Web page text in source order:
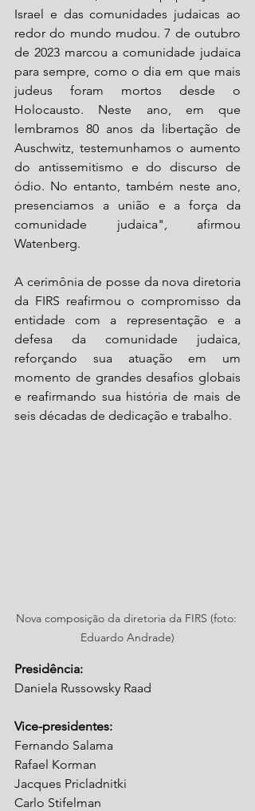
Israel e das comunidades judaicas ao
redor do mundo mudou. 7 de outubro
de 2023 marcou a comunidade judaica
para sempre, como o dia em que mais
judeus foram mortos desde o
Holocausto. Neste ano, em que
lembramos 80 anos da libertação de
Auschwitz, testemunhamos o aumento
do antissemitismo e do discurso de
ódio. No entanto, também neste ano,
presenciamos a união e a força da
comunidade judaica", afirmou
Watenberg.
A cerimônia de posse da nova diretoria
da FIRS reafirmou o compromisso da
entidade com a representação e a
defesa da comunidade judaica,
reforçando sua atuação em um
momento de grandes desafios globais
e reafirmando sua história de mais de
seis décadas de dedicação e trabalho.
Nova composição da diretoria da FIRS (foto:
Eduardo Andrade)
Presidência:
Daniela Russowsky Raad
Vice-presidentes:
Fernando Salama
Rafael Korman
Jacques Pricladnitki
Carlo Stifelman